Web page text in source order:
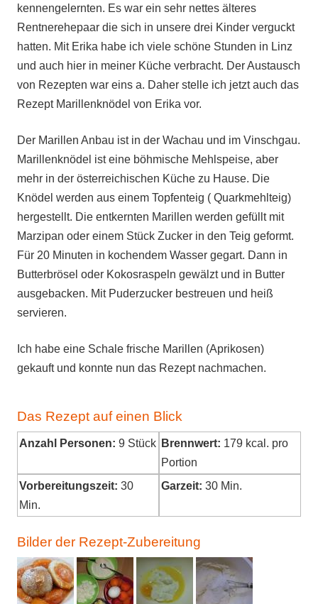
kennengelernten. Es war ein sehr nettes älteres
Rentnerehepaar die sich in unsere drei Kinder verguckt
hatten. Mit Erika habe ich viele schöne Stunden in Linz
und auch hier in meiner Küche verbracht. Der Austausch
von Rezepten war eins a. Daher stelle ich jetzt auch das
Rezept Marillenknödel von Erika vor.
Der Marillen Anbau ist in der Wachau und im Vinschgau.
Marillenknödel ist eine böhmische Mehlspeise, aber
mehr in der österreichischen Küche zu Hause. Die
Knödel werden aus einem Topfenteig ( Quarkmehlteig)
hergestellt. Die entkernten Marillen werden gefüllt mit
Marzipan oder einem Stück Zucker in den Teig geformt.
Für 20 Minuten in kochendem Wasser gegart. Dann in
Butterbrösel oder Kokosraspeln gewälzt und in Butter
ausgebacken. Mit Puderzucker bestreuen und heiß
servieren.
Ich habe eine Schale frische Marillen (Aprikosen)
gekauft und konnte nun das Rezept nachmachen.
Das Rezept auf einen Blick
Anzahl Personen: 9 Stück Brennwert: 179 kcal. pro
Portion
Vorbereitungszeit: 30
Min.
Garzeit: 30 Min.
Bilder der Rezept-Zubereitung